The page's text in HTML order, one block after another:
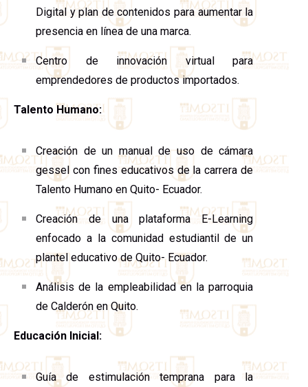
Digital y plan de contenidos para aumentar la
presencia en línea de una marca.
Centro de innovación virtual para
emprendedores de productos importados.
Talento Humano:
Creación de un manual de uso de cámara
gessel con fines educativos de la carrera de
Talento Humano en Quito- Ecuador.
Creación de una plataforma E-Learning
enfocado a la comunidad estudiantil de un
plantel educativo de Quito- Ecuador.
Análisis de la empleabilidad en la parroquia
de Calderón en Quito.
Educación Inicial:
Guía de estimulación temprana para la